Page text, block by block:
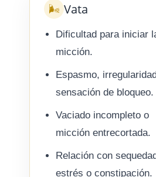
🌬️ Vata
Dificultad para iniciar
micción.
Espasmo,
sensación de bloqueo.
Vaciado incompleto o
micción entrecortada.
Relación con
estrés o constipación.